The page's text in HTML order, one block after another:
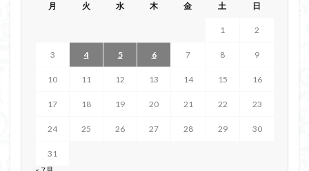
月 火 水 木 金 土 日
1 2
3 4 5 6 7 8 9
10 11 12 13 14 15 16
17 18 19 20 21 22 23
24 25 26 27 28 29 30
31